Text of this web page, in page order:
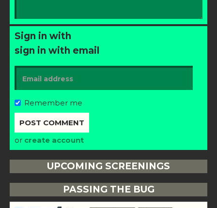
Sign in with
sign in with email
Remember me
or create account
UPCOMING SCREENINGS
PASSING THE BUG